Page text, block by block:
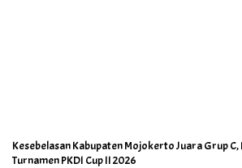
Kesebelasan Kabupaten Mojokerto Juara Grup C,
Turnamen PKDI Cup II 2026